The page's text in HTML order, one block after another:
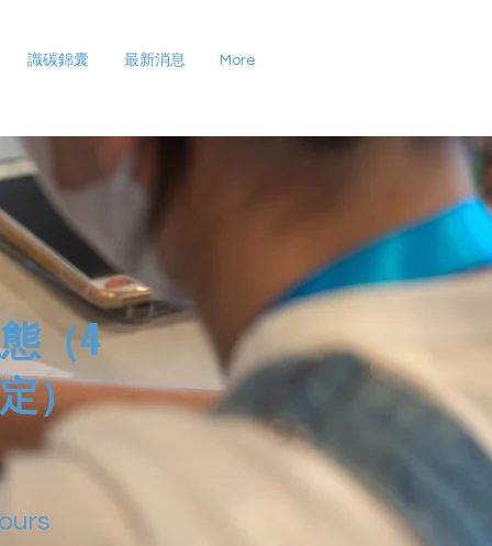
識碳錦囊 最新消息 More
（4
）